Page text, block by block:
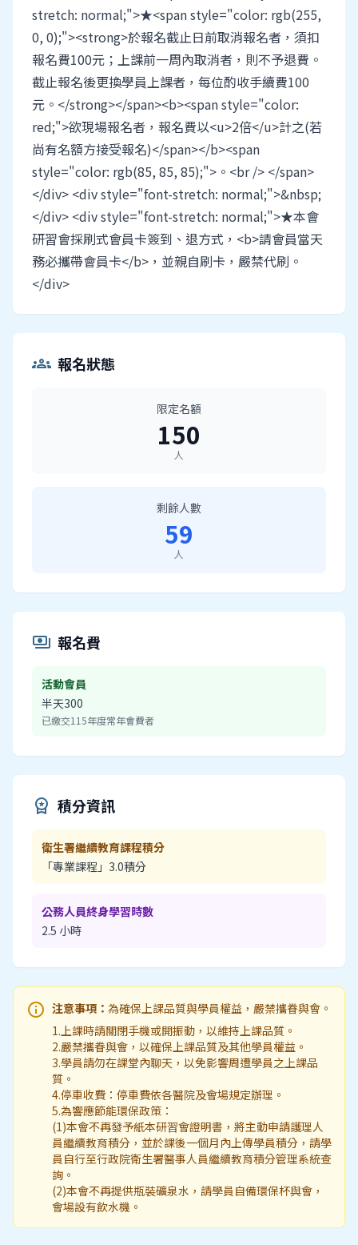
stretch: normal;">★<span style="color: rgb(255,
0, 0);"><strong>於報名截止日前取消報名者，須扣
報名費100元；上課前一周內取消者，則不予退費。
截止報名後更換學員上課者，每位酌收手續費100
元。</strong></span><b><span style="color:
red;">欲現場報名者，報名費以<u>2倍</u>計之(若
尚有名額方接受報名)</span></b><span
style="color: rgb(85, 85, 85);">。<br /> </span>
</div> <div style="font-stretch: normal;">&nbsp;
</div> <div style="font-stretch: normal;">★本會
研習會採刷式會員卡簽到、退方式，<b>請會員當天
務必攜帶會員卡</b>，並親自刷卡，嚴禁代刷。
</div>
groups 報名狀態
限定名額
150
人
剩餘人數
59
人
payments 報名費
活動會員
半天300
已繳交115年度常年會費者
workspace_premium 積分資訊
衛生署繼續教育課程積分
「專業課程」3.0積分
公務人員終身學習時數
2.5 小時
info 注意事項： 為確保上課品質與學員權益，嚴禁攜眷與會。
1.上課時請關閉手機或開振動，以維持上課品質。
2.嚴禁攜眷與會，以確保上課品質及其他學員權益。
3.學員請勿在課堂內聊天，以免影響周遭學員之上課品
質。
4.停車收費：停車費依各醫院及會場規定辦理。
5.為響應節能環保政策：
(1)本會不再發予紙本研習會證明書，將主動申請護理人
員繼續教育積分，並於課後一個月內上傳學員積分，請學
員自行至行政院衛生署醫事人員繼續教育積分管理系統查
詢。
(2)本會不再提供瓶裝礦泉水，請學員自備環保杯與會，
會場設有飲水機。